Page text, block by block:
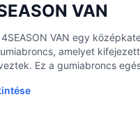
VAN
VAN egy
amelyet
Ez a gumiabroncs